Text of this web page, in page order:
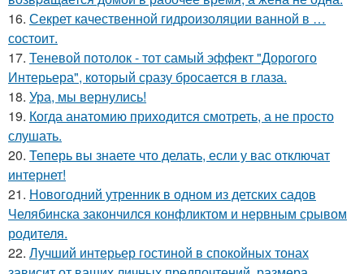
16. Секрет качественной гидроизоляции ванной в …
состоит.
17. Теневой потолок - тот самый эффект "Дорогого
Интерьера", который сразу бросается в глаза.
18. Ура, мы вернулись!
19. Когда анатомию приходится смотреть, а не просто
слушать.
20. Теперь вы знаете что делать, если у вас отключат
интернет!
21. Новогодний утренник в одном из детских садов
Челябинска закончился конфликтом и нервным срывом
родителя.
22. Лучший интерьер гостиной в спокойных тонах